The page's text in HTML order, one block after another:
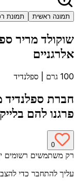
תמונה ראשית תמונת
שוקולד מריר ספלנדיד 70%
אלרגניים
100 גרם ספלנדיד
חברת ספלנדיד
פרגנו להם
0
רק משתמשים רשומים
עליך להתחבר כדי